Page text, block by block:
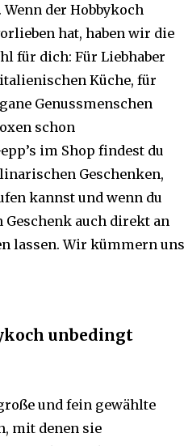
der Hobbykoch
hat, haben wir die
für dich: Für Liebhaber
Küche, für
Genussmenschen
schon
im Shop findest du
Geschenken,
kannst und wenn du
auch direkt an
lassen. Wir kümmern uns
unbedingt
und fein gewählte
mit denen sie